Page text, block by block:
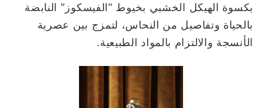
بكسوة الهيكل الخشبي بخيوط “الفيسكوز” النابضة
بالحياة وتفاصيل من النحاس، لتمزج بين عصرية
الأنسجة والالتزام بالمواد الطبيعية.